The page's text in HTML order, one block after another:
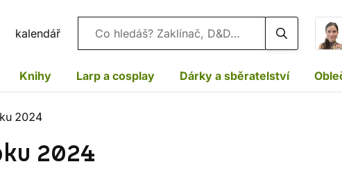
kalendář Vyhledávání
Knihy Larp a cosplay Dárky a sběratelství
2024
2024